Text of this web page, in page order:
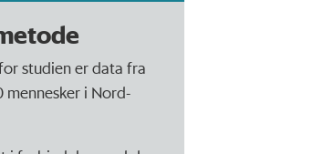
studien er data fra
i Nord-